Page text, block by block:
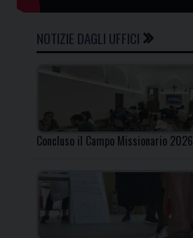
NOTIZIE DAGLI UFFICI
Concluso il Campo Missionario 2026